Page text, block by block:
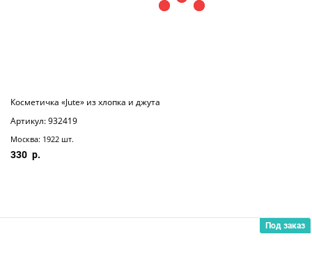
Косметичка «Jute» из хлопка и джута
Артикул: 932419
Москва: 1922 шт.
330
Под заказ